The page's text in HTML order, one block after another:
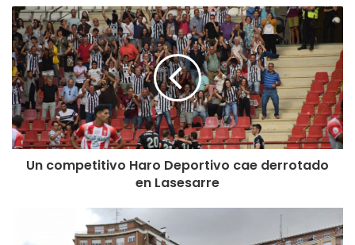
escandaloso.
Y fue Gidden en el 3:36, quién si no, la que anotó secando
el duro parcial que alcanzó el 27-0 y llevó el encuentro a
34-9. El partido se relajó y, con él, la sangría de las
valencianas que se fueron a vestuarios con 38-12.
Al descanso las estadísticas lo decían todo: 30 rebotes
para las locales y 18 para las visitantes; un acierto 41% (14
línea de 3, se iba al 40% (4 de 10) frente al 0% con siete
intentos de las locales.
Un competitivo Haro Deportivo cae derrotado
en Lasesarre